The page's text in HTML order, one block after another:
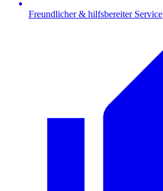
Freundlicher & hilfsbereiter Service